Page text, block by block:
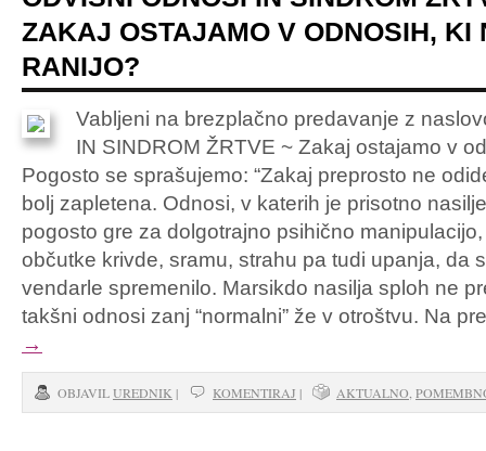
ZAKAJ OSTAJAMO V ODNOSIH, KI
RANIJO?
Vabljeni na brezplačno predavanje z
IN SINDROM ŽRTVE ~ Zakaj ostajamo v
Pogosto se sprašujemo: “Zakaj preprosto ne
bolj zapletena. Odnosi, v katerih je prisotno
pogosto gre za dolgotrajno psihično
občutke krivde, sramu, strahu pa tudi upanja, da
vendarle spremenilo. Marsikdo nasilja sploh ne
takšni odnosi zanj “normalni” že v otroštvu. Na
→
OBJAVILUREDNIK | KOMENTIRAJ | AKTUALNO